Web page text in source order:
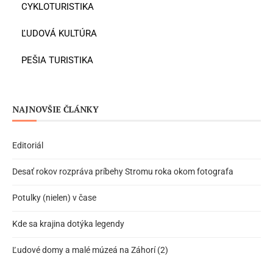
CYKLOTURISTIKA
ĽUDOVÁ KULTÚRA
PEŠIA TURISTIKA
NAJNOVŠIE ČLÁNKY
Editoriál
Desať rokov rozpráva príbehy Stromu roka okom fotografa
Potulky (nielen) v čase
Kde sa krajina dotýka legendy
Ľudové domy a malé múzeá na Záhorí (2)